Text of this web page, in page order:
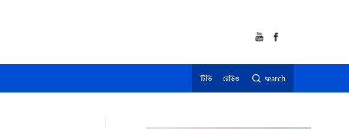
টিভি রেডিও search